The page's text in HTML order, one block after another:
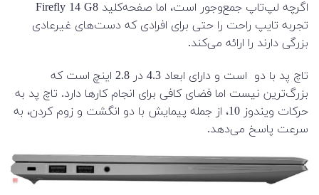
اگرچه لپ‌تاپ جمع‌وجور است، اما صفحه‌کلید Firefly 14 G8
تجربه تایپ راحت را حتی برای افرادی که دست‌های غیرعادی
بزرگی دارند را ارائه می‌کند.
تاچ پد با دو است و دارای ابعاد 4.3 در 2.8 اینچ است که
بزرگ‌ترین نیست اما فضای کافی برای انجام کارها دارد. تاچ پد به
حرکات ویندوز 10، از جمله پیمایش با دو انگشت و زوم کردن، به
سرعت پاسخ می‌دهد.